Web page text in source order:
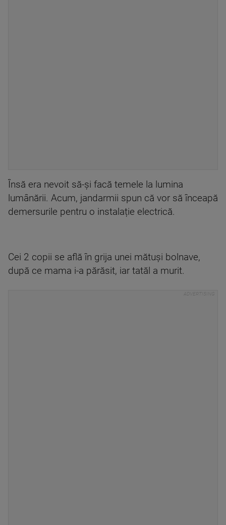
Însă era nevoit să-și facă temele la lumina
lumânării. Acum, jandarmii spun că vor să înceapă
demersurile pentru o instalație electrică.
Cei 2 copii se află în grija unei mătuși bolnave,
după ce mama i-a părăsit, iar tatăl a murit.